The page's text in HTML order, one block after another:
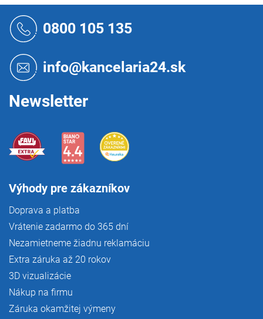
i
e
v
k
0800 105 135
info@kancelaria24.sk
Newsletter
Výhody pre zákazníkov
Doprava a platba
Vrátenie zadarmo do 365 dní
Nezamietneme žiadnu reklamáciu
Extra záruka až 20 rokov
3D vizualizácie
Nákup na firmu
Záruka okamžitej výmeny